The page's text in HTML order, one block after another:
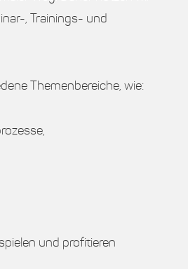
, Trainings- und
Themenbereiche, wie:
und profitieren